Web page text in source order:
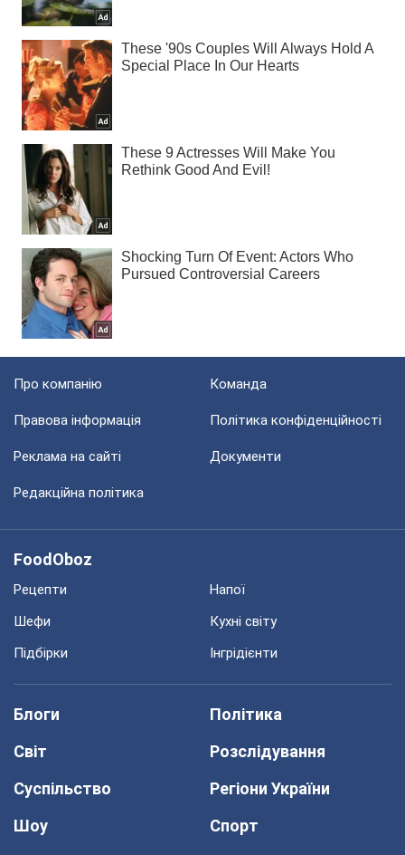
Про компанію Команда
Правова інформація Політика конфіденційності
Реклама на сайті Документи
Редакційна політика
FoodOboz
Рецепти
Напої
Шефи
Кухні світу
Підбірки
Інгрідієнти
Блоги
Політика
Світ
Розслідування
Суспільство
Регіони України
Шоу
Спорт